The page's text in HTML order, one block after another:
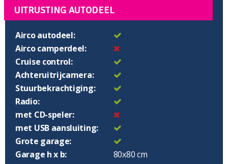
UITRUSTING AUTODEEL
Airco autodeel:
Airco camperdeel:
Cruise control:
Achteruitrijcamera:
Stuurbekrachtiging:
Radio:
met CD-speler:
met USB aansluiting:
Grote garage:
Garage h x b:
80x80 cm